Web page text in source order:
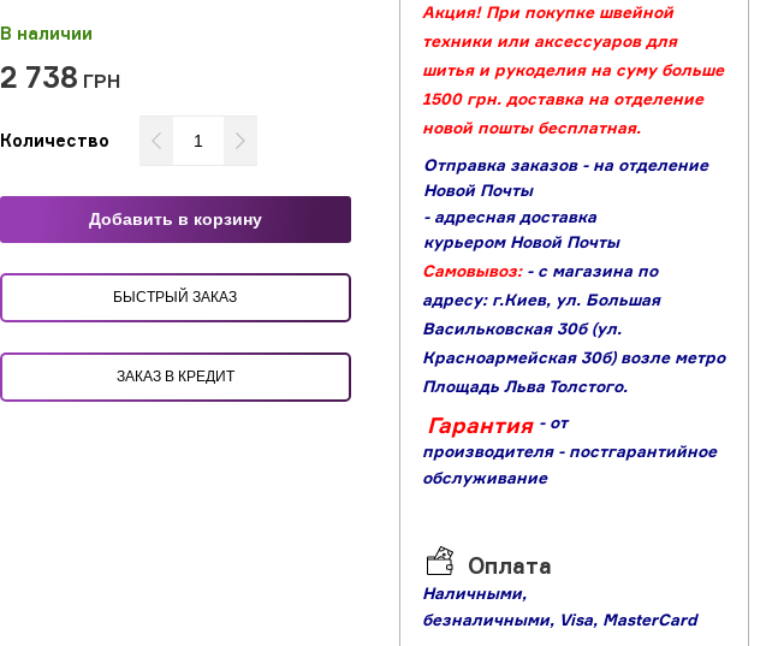
В наличии
2 738 ГРН
Количество
Добавить в корзину
БЫСТРЫЙ ЗАКАЗ
ЗАКАЗ В КРЕДИТ
Акция! При покупке швейной
техники или аксессуаров для
шитья и рукоделия на суму больше
1500 грн. доставка на отделение
новой пошты бесплатная.
Отправка заказов - на отделение
Новой Почты
- адресная доставка
курьером Новой Почты
Самовывоз: - с магазина по
адресу: г.Киев, ул. Большая
Васильковская 30б (ул.
Красноармейская 30б) возле метро
Площадь Льва Толстого.
Гарантия - от
производителя - постгарантийное
обслуживание
Оплата
Наличными,
безналичными, Visa, MasterCard